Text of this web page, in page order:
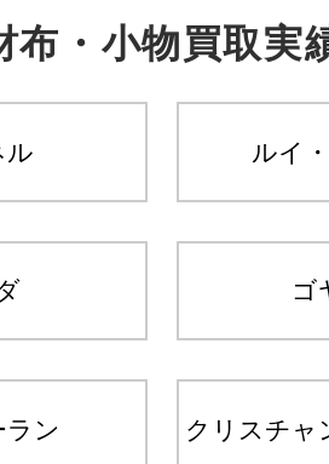
布・小物買取実
ル ルイ
ゴ
ラン クリスチャ